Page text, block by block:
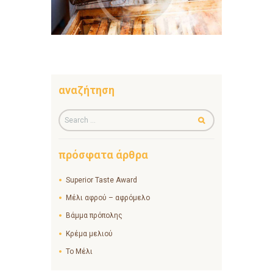
αναζήτηση
πρόσφατα άρθρα
Superior Taste Award
Μέλι αφρού – αφρόμελο
Βάμμα πρόπολης
Κρέμα μελιού
Το Μέλι